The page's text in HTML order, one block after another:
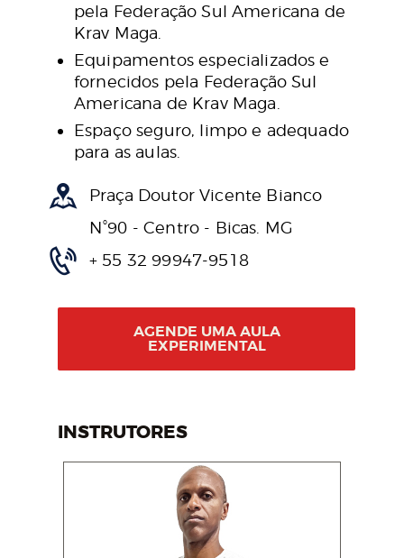
pela Federação Sul Americana de
Krav Maga.
Equipamentos especializados e
fornecidos pela Federação Sul
Americana de Krav Maga.
Espaço seguro, limpo e adequado
para as aulas.
Praça Doutor Vicente Bianco
N°90 - Centro - Bicas. MG
+ 55 32 99947-9518
AGENDE UMA AULA
EXPERIMENTAL
INSTRUTORES